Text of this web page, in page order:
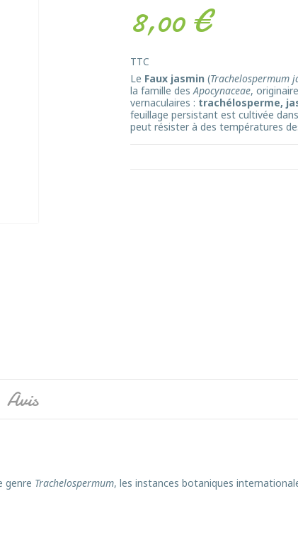
8,00 €
TTC
Le Faux jasmin (Trachelospermum
la famille desApocynaceae,
vernaculaires : trachélosperme,
feuillage persistant est cultivée
peut résister à des températures
Avis
genre Trachelospermum, les instances botaniques